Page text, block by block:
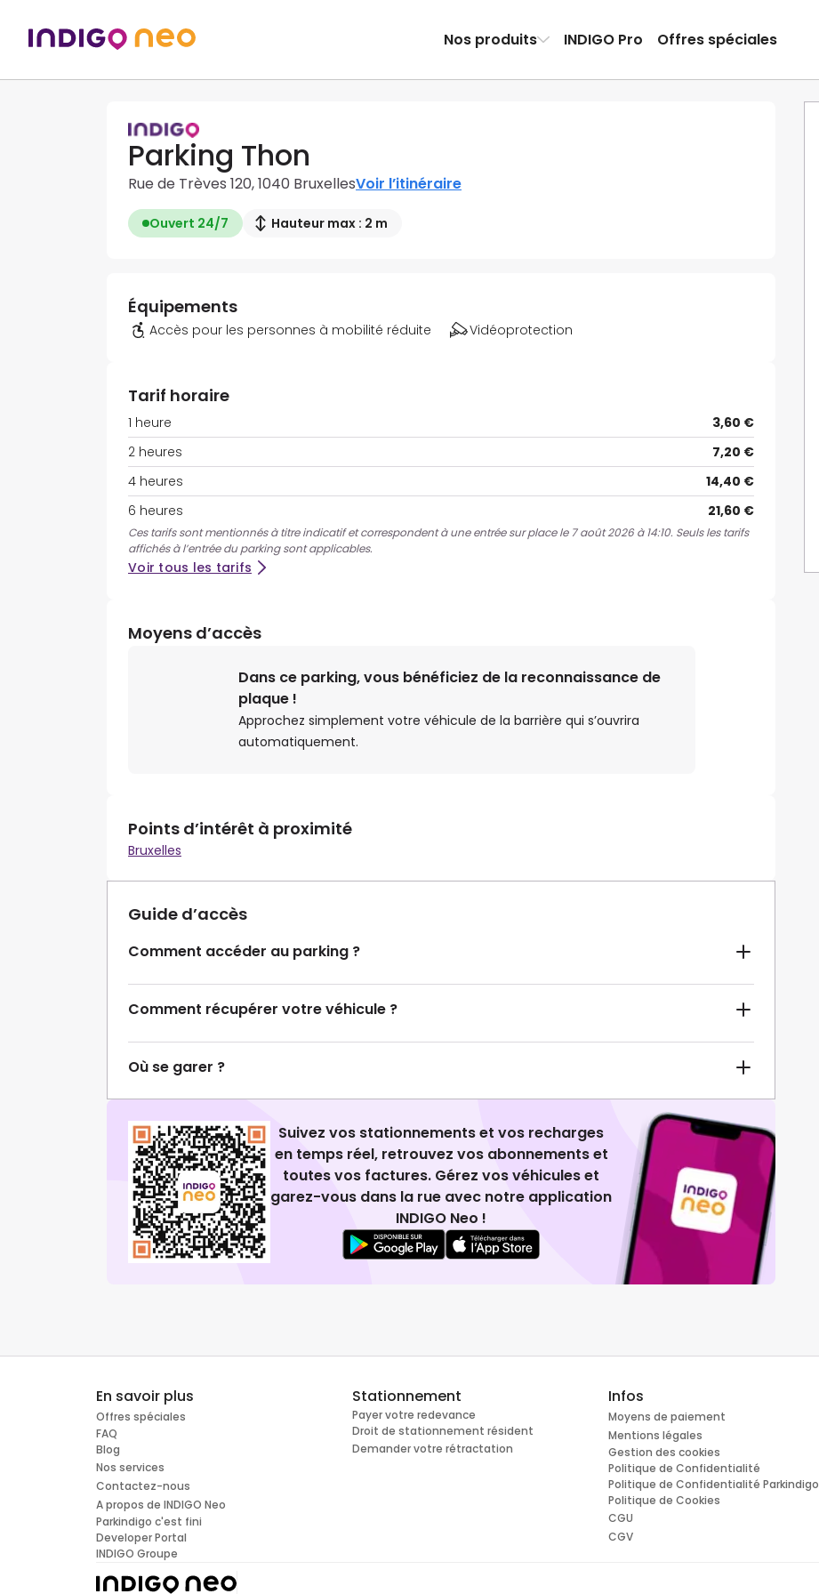
Nos produits INDIGO Pro Offres spéciales
Parking Thon
Rue de Trèves 120, 1040 BruxellesVoir l’itinéraire
Ouvert 24/7 Hauteur max : 2 m
Équipements
Accès pour les personnes à mobilité réduite Vidéoprotection
Tarif horaire
1 heure
3,60 €
2 heures
7,20 €
4 heures
14,40 €
6 heures
21,60 €
Ces tarifs sont mentionnés à titre indicatif et correspondent à une entrée sur place le 7 août 2026 à 14:10. Seuls les tarifs
affichés à l’entrée du parking sont applicables.
Voir tous les tarifs
Moyens d’accès
Dans ce parking, vous bénéficiez de la reconnaissance de
plaque !
Approchez simplement votre véhicule de la barrière qui s’ouvrira
automatiquement.
Points d’intérêt à proximité
Bruxelles
Guide d’accès
Comment accéder au parking ?
Comment récupérer votre véhicule ?
Où se garer ?
Suivez vos stationnements et vos recharges
en temps réel, retrouvez vos abonnements et
toutes vos factures. Gérez vos véhicules et
garez-vous dans la rue avec notre application
INDIGO Neo !
En savoir plus
Offres spéciales
FAQ
Blog
Nos services
Contactez-nous
A propos de INDIGO Neo
Parkindigo c'est fini
Developer Portal
INDIGO Groupe
Stationnement
Payer votre redevance
Droit de stationnement résident
Demander votre rétractation
Infos
Moyens de paiement
Mentions légales
Gestion des cookies
Politique de Confidentialité
Politique de Confidentialité Parkindigo
Politique de Cookies
CGU
CGV